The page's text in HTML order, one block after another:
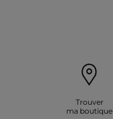
Trouver
ma boutique